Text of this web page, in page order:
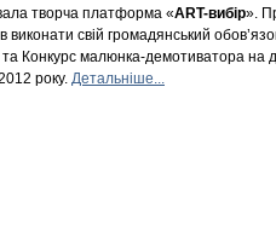
творча платформа «ART-вибір».
виконати свій громадянський
та Конкурс малюнка-демотиватора на
року. Детальніше...